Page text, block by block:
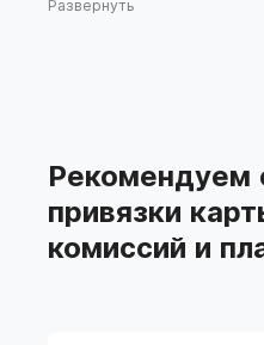
Рекомендации по
Развернуть
Рекомендуем
привязки
комиссий и